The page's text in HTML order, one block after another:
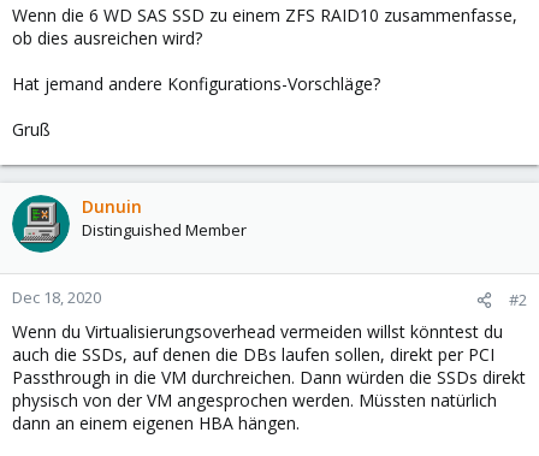
Wenn die 6 WD SAS SSD zu einem ZFS RAID10 zusammenfasse,
ob dies ausreichen wird?
Hat jemand andere Konfigurations-Vorschläge?
Gruß
Dunuin
Distinguished Member
Dec 18, 2020 #2
Wenn du Virtualisierungsoverhead vermeiden willst könntest du
auch die SSDs, auf denen die DBs laufen sollen, direkt per PCI
Passthrough in die VM durchreichen. Dann würden die SSDs direkt
physisch von der VM angesprochen werden. Müssten natürlich
dann an einem eigenen HBA hängen.